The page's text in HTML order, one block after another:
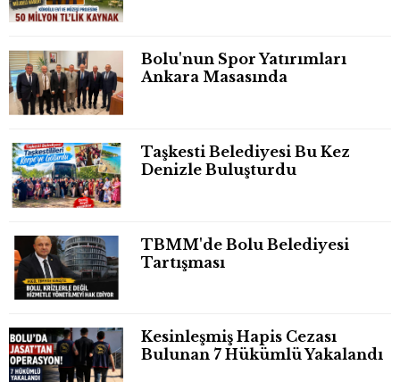
Bolu'nun Spor Yatırımları
Ankara Masasında
Taşkesti Belediyesi Bu Kez
Denizle Buluşturdu
TBMM'de Bolu Belediyesi
Tartışması
Kesinleşmiş Hapis Cezası
Bulunan 7 Hükümlü Yakalandı